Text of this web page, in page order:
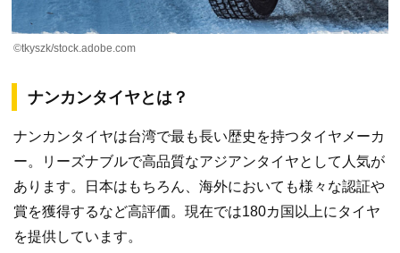
©tkyszk/stock.adobe.com
ナンカンタイヤとは？
ナンカンタイヤは台湾で最も長い歴史を持つタイヤメーカ
ー。リーズナブルで高品質なアジアンタイヤとして人気が
あります。日本はもちろん、海外においても様々な認証や
賞を獲得するなど高評価。現在では180カ国以上にタイヤ
を提供しています。